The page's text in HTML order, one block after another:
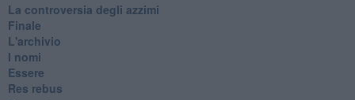
La controversia degli azzimi
Finale
L'archivio
I nomi
Essere
Res rebus